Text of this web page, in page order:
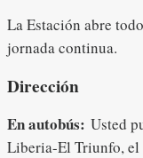
La Estación abre
jornada continua.
Dirección
En autobús: Usted
Liberia-El Triunfo, el